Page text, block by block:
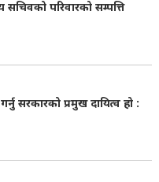
सचिवको परिवारको सम्पत्ति
सरकारको प्रमुख दायित्व हो :